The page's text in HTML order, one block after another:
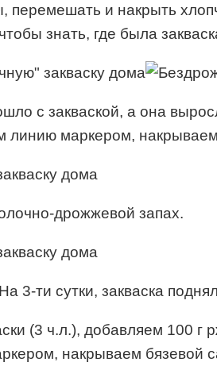
и накрыть
знать, где была
с закваской, а она
маркером,
дрожжевой запах.
3-ти сутки, закваска
(3 ч.л.), добавляем 100
накрываем бязевой